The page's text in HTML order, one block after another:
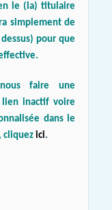
le (la) titulaire
simplement de
pour que
faire une
lien inactif voire
dans le
cliquez ici.